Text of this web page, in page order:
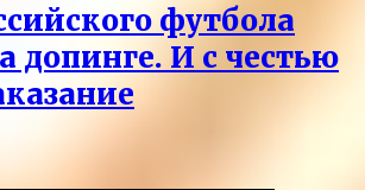
футбола
допинге. И с честью